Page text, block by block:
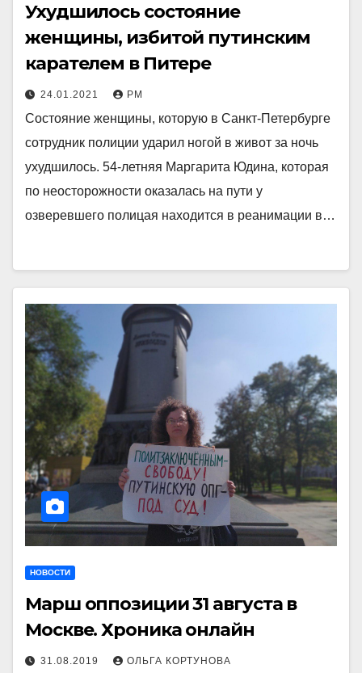
Ухудшилось состояние
женщины, избитой путинским
карателем в Питере
24.01.2021 РМ
Состояние женщины, которую в Санкт-Петербурге
сотрудник полиции ударил ногой в живот за ночь
ухудшилось. 54-летняя Маргарита Юдина, которая
по неосторожности оказалась на пути у
озверевшего полицая находится в реанимации в…
НОВОСТИ
Марш оппозиции 31 августа в
Москве. Хроника онлайн
31.08.2019 ОЛЬГА КОРТУНОВА